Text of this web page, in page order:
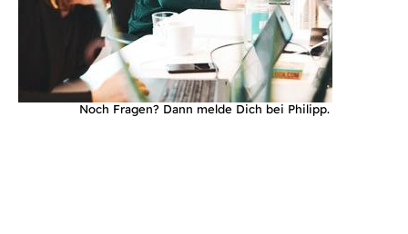
Noch Fragen? Dann melde Dich bei Philipp.